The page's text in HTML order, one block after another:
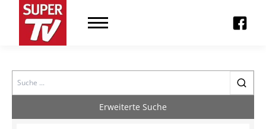
Search
Erweiterte Suche